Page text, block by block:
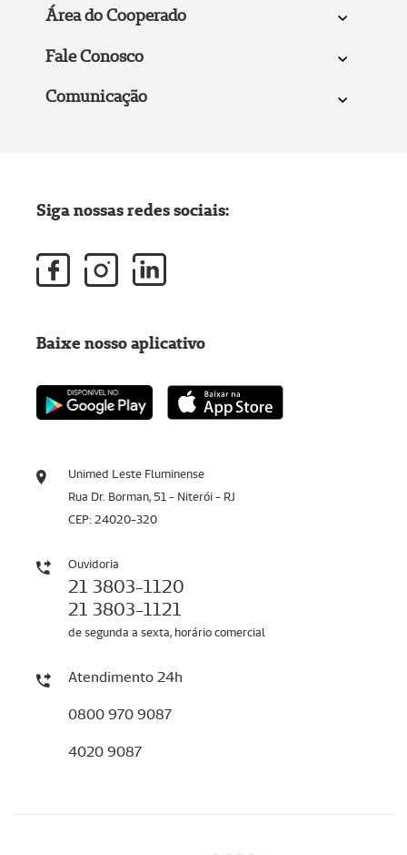
Área do Cooperado
Fale Conosco
Comunicação
Unimed Leste Fluminense
Rua Dr. Borman, 51 - Niterói - RJ
CEP: 24020-320
Ouvidoria
21 3803-1120
21 3803-1121
de segunda a sexta, horário comercial
Atendimento 24h
0800 970 9087
4020 9087
Siga nossas redes sociais:
Baixe nosso aplicativo